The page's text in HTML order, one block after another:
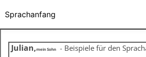
Julian,mein Sohn - Beispiele für den
Sprachanfang